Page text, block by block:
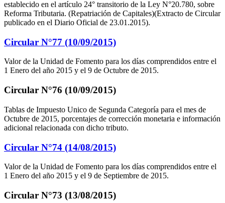
establecido en el artículo 24° transitorio de la Ley N°20.780, sobre
Reforma Tributaria. (Repatriación de Capitales)(Extracto de Circular
publicado en el Diario Oficial de 23.01.2015).
Circular N°77 (10/09/2015)
Valor de la Unidad de Fomento para los días comprendidos entre el
1 Enero del año 2015 y el 9 de Octubre de 2015.
Circular N°76 (10/09/2015)
Tablas de Impuesto Unico de Segunda Categoría para el mes de
Octubre de 2015, porcentajes de corrección monetaria e información
adicional relacionada con dicho tributo.
Circular N°74 (14/08/2015)
Valor de la Unidad de Fomento para los días comprendidos entre el
1 Enero del año 2015 y el 9 de Septiembre de 2015.
Circular N°73 (13/08/2015)